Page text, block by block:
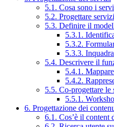
5.1. Cosa sono i
5.2. Progettare
5.3. Definire il
5.3.1.
5.3.2.
5.3.3.
5.4. Descrivere il
5.4.1.
5.4.2.
5.5. Co-progettare le
5.5.1.
6. Progettazione dei
6.1. Cos’è il content